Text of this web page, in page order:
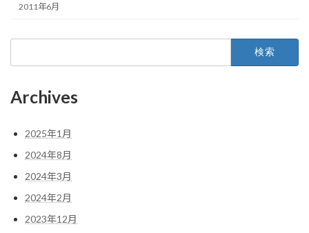
2011年6月
Archives
2025年1月
2024年8月
2024年3月
2024年2月
2023年12月